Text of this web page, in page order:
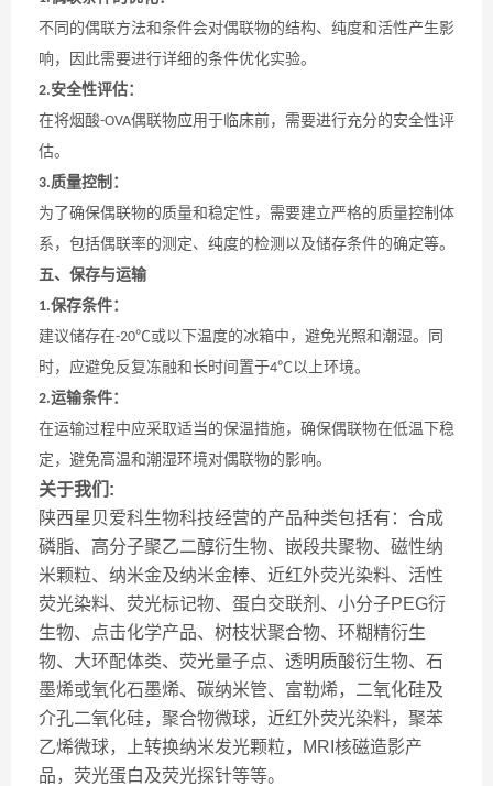
不同的偶联方法和条件会对偶联物的结构、纯度和活性产生影
响，因此需要进行详细的条件优化实验。
2.安全性评估：
在将烟酸-OVA偶联物应用于临床前，需要进行充分的安全性评
估。
3.质量控制：
为了确保偶联物的质量和稳定性，需要建立严格的质量控制体
系，包括偶联率的测定、纯度的检测以及储存条件的确定等。
五、保存与运输
1.保存条件：
建议储存在-20℃或以下温度的冰箱中，避免光照和潮湿。同
时，应避免反复冻融和长时间置于4℃以上环境。
2.运输条件：
在运输过程中应采取适当的保温措施，确保偶联物在低温下稳
定，避免高温和潮湿环境对偶联物的影响。
关于我们:
陕西星贝爱科生物科技经营的产品种类包括有：合成
磷脂、高分子聚乙二醇衍生物、嵌段共聚物、磁性纳
米颗粒、纳米金及纳米金棒、近红外荧光染料、活性
荧光染料、荧光标记物、蛋白交联剂、小分子PEG衍
生物、点击化学产品、树枝状聚合物、环糊精衍生
物、大环配体类、荧光量子点、透明质酸衍生物、石
墨烯或氧化石墨烯、碳纳米管、富勒烯，二氧化硅及
介孔二氧化硅，聚合物微球，近红外荧光染料，聚苯
乙烯微球，上转换纳米发光颗粒，MRI核磁造影产
品，荧光蛋白及荧光探针等等。